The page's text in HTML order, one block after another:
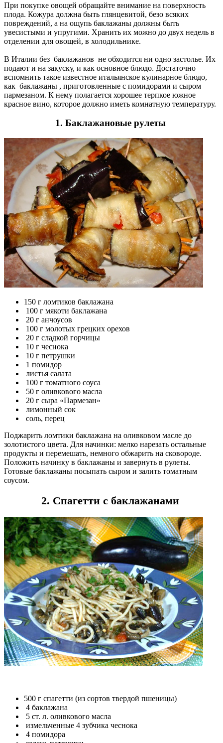
При покупке овощей обращайте внимание на поверхность
плода. Кожура должна быть глянцевитой, безо всяких
повреждений, а на ощупь баклажаны должны быть
увесистыми и упругими. Хранить их можно до двух недель в
отделении для овощей, в холодильнике.
В Италии без баклажанов не обходится ни одно застолье. Их
подают и на закуску, и как основное блюдо. Достаточно
вспомнить такое известное итальянское кулинарное блюдо,
как баклажаны , приготовленные с помидорами и сыром
пармезаном. К нему полагается хорошее терпкое южное
красное вино, которое должно иметь комнатную температуру.
1. Баклажановые рулеты
150 г ломтиков баклажана
100 г мякоти баклажана
20 г анчоусов
100 г молотых грецких орехов
20 г сладкой горчицы
10 г чеснока
10 г петрушки
1 помидор
листья салата
100 г томатного соуса
50 г оливкового масла
20 г сыра «Пармезан»
лимонный сок
соль, перец
Поджарить ломтики баклажана на оливковом масле до
золотистого цвета. Для начинки: мелко нарезать остальные
продукты и перемешать, немного обжарить на сковороде.
Положить начинку в баклажаны и завернуть в рулеты.
Готовые баклажаны посыпать сыром и залить томатным
соусом.
2. Спагетти с баклажанами
500 г спагетти (из сортов твердой пшеницы)
4 баклажана
5 ст. л. оливкового масла
измельченные 4 зубчика чеснока
4 помидора